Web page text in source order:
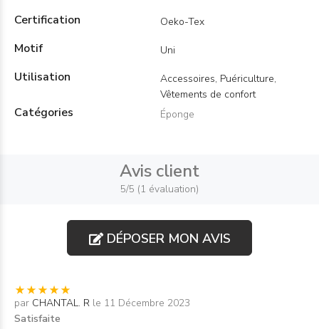
Certification Oeko-Tex
Motif Uni
Utilisation
Accessoires, Puériculture,
Vêtements de confort
Catégories Éponge
Avis client
5/5 (1 évaluation)
DÉPOSER MON AVIS
par CHANTAL. R le 11 Décembre 2023
Satisfaite